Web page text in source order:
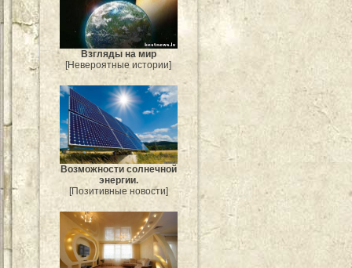
Взгляды на мир
[Невероятные истории]
Возможности солнечной
энергии.
[Позитивные новости]